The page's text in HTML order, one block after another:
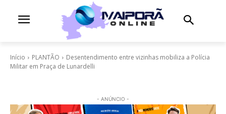
Início PLANTÃO
Desentendimento entre vizinhas mobiliza a Polícia
Militar em Praça de Lunardelli
- ANÚNCIO -